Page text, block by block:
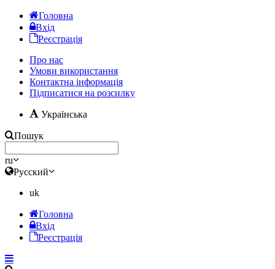
Головна
Вхід
Реєстрація
Про нас
Умови використання
Контактна інформація
Підписатися на розсилку
Українська
Пошук
ru
Русский
uk
Головна
Вхід
Реєстрація